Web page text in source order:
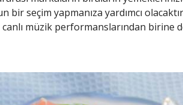
bir seçim yapmanıza yardımcı
müzik performanslarından birine